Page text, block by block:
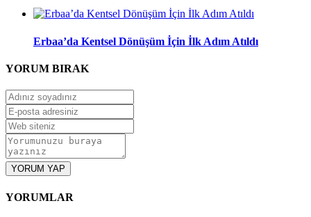
Erbaa’da Kentsel Dönüşüm İçin İlk Adım Atıldı
YORUM BIRAK
YORUM YAP
YORUMLAR